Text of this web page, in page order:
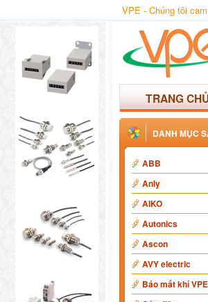
VPE - Chúng tôi
TRANG
DANH MỤC
ABB
Anly
AIKO
Autonics
Ascon
AVY electric
Báo mất khí VPE